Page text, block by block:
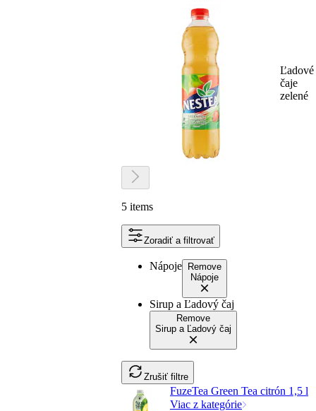
Ľadové
čaje
zelené
5 items
Zoradiť a filtrovať
Nápoje Remove
Nápoje
Sirup a Ľadový čaj
Remove
Sirup a Ľadový čaj
Zrušiť filtre
FuzeTea Green Tea citrón 1,5 l
Viac z kategórie